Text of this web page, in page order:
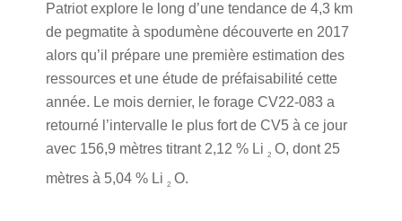
Patriot explore le long d’une tendance de 4,3 km
de pegmatite à spodumène découverte en 2017
alors qu’il prépare une première estimation des
ressources et une étude de préfaisabilité cette
année. Le mois dernier, le forage CV22-083 a
retourné l’intervalle le plus fort de CV5 à ce jour
avec 156,9 mètres titrant 2,12 % Li 2O, dont 25
mètres à 5,04 % Li 2O.